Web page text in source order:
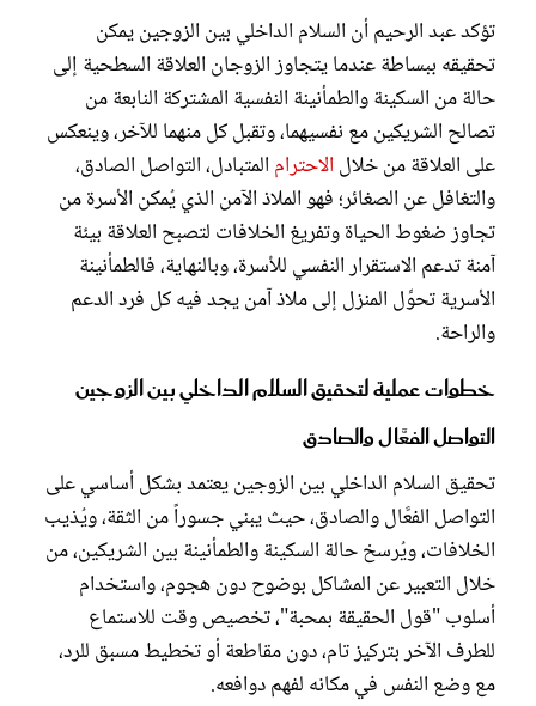
تؤكد عبد الرحيم أن السلام الداخلي بين الزوجين يمكن
تحقيقه ببساطة عندما يتجاوز الزوجان العلاقة السطحية إلى
حالة من السكينة والطمأنينة النفسية المشتركة النابعة من
تصالح الشريكين مع نفسيهما، وتقبل كل منهما للآخر، وينعكس
على العلاقة من خلال الاحترام المتبادل، التواصل الصادق،
والتغافل عن الصغائر؛ فهو الملاذ الآمن الذي يُمكن الأسرة من
تجاوز ضغوط الحياة وتفريغ الخلافات لتصبح العلاقة بيئة
آمنة تدعم الاستقرار النفسي للأسرة، وبالنهاية، فالطمأنينة
الأسرية تحوِّل المنزل إلى ملاذ آمن يجد فيه كل فرد الدعم
والراحة.
خطوات عملية لتحقيق السلام الداخلي بين الزوجين
التواصل الفعَّال والصادق
تحقيق السلام الداخلي بين الزوجين يعتمد بشكل أساسي على
التواصل الفعَّال والصادق، حيث يبني جسوراً من الثقة، ويُذيب
الخلافات، ويُرسخ حالة السكينة والطمأنينة بين الشريكين، من
خلال التعبير عن المشاكل بوضوح دون هجوم، واستخدام
أسلوب "قول الحقيقة بمحبة"، تخصيص وقت للاستماع
للطرف الآخر بتركيز تام، دون مقاطعة أو تخطيط مسبق للرد،
مع وضع النفس في مكانه لفهم دوافعه.